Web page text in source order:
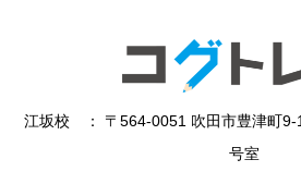
江坂校 ： 〒564-0051 吹田市豊津町9-
号室